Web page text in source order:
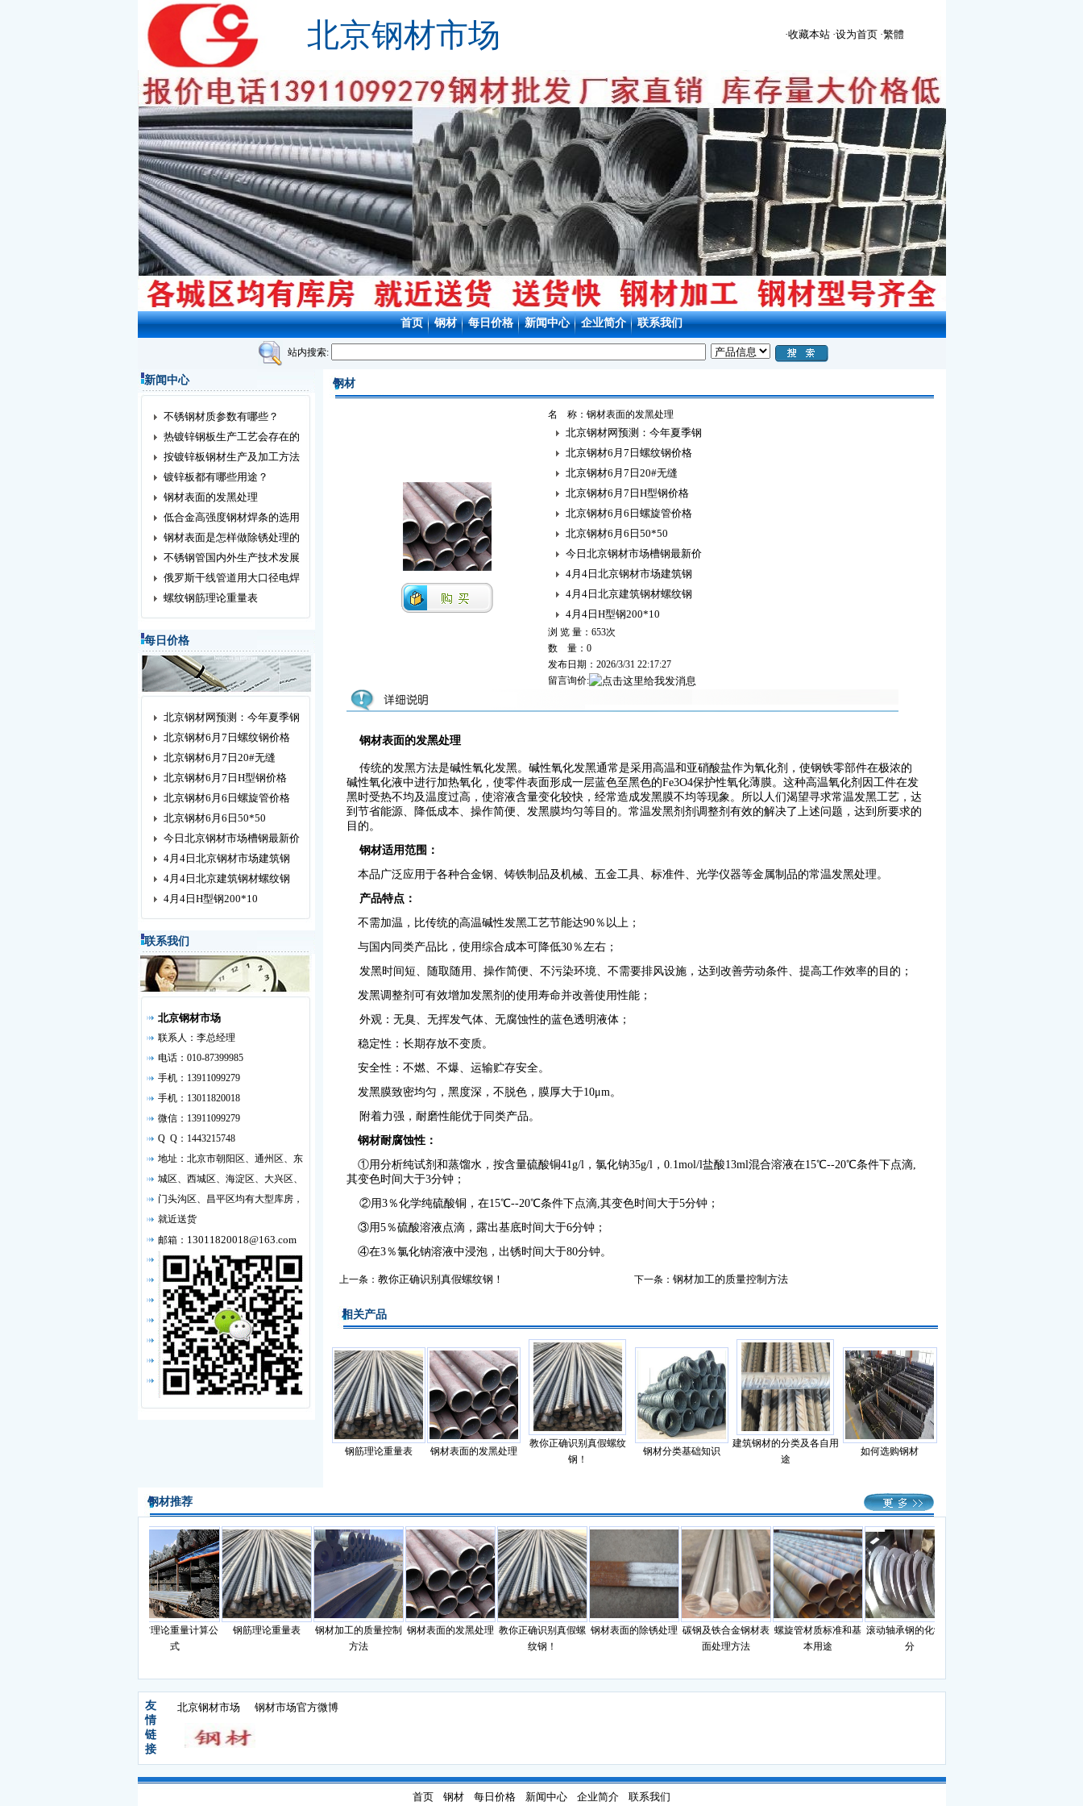
北京钢材市场 ·收藏本站 ·设为首页 ·繁體
首页 钢材 每日价格 新闻中心 企业简介 联系我们
站内搜索:
新闻中心
不锈钢材质参数有哪些？
热镀锌钢板生产工艺会存在的
按镀锌板钢材生产及加工方法
镀锌板都有哪些用途？
钢材表面的发黑处理
低合金高强度钢材焊条的选用
钢材表面是怎样做除锈处理的
不锈钢管国内外生产技术发展
俄罗斯干线管道用大口径电焊
螺纹钢筋理论重量表
每日价格
北京钢材网预测：今年夏季钢
北京钢材6月7日螺纹钢价格
北京钢材6月7日20#无缝
北京钢材6月7日H型钢价格
北京钢材6月6日螺旋管价格
北京钢材6月6日50*50
今日北京钢材市场槽钢最新价
4月4日北京钢材市场建筑钢
4月4日北京建筑钢材螺纹钢
4月4日H型钢200*10
联系我们
北京钢材市场
联系人：李总经理
电话：010-87399985
手机：13911099279
手机：13011820018
微信：13911099279
Q Q：1443215748
地址：北京市朝阳区、通州区、东
城区、西城区、海淀区、大兴区、
门头沟区、昌平区均有大型库房，
就近送货
邮箱： 13011820018@163.com
钢材
名 称：钢材表面的发黑处理
北京钢材网预测：今年夏季钢
北京钢材6月7日螺纹钢价格
北京钢材6月7日20#无缝
北京钢材6月7日H型钢价格
北京钢材6月6日螺旋管价格
北京钢材6月6日50*50
今日北京钢材市场槽钢最新价
4月4日北京钢材市场建筑钢
4月4日北京建筑钢材螺纹钢
4月4日H型钢200*10
浏 览 量： 653次
数 量：0
发布日期：2026/3/31 22:17:27
留言询价:
钢材表面的发黑处理
传统的发黑方法是碱性氧化发黑。碱性氧化发黑通常是采用高温和亚硝酸盐作为氧化剂，使钢铁零部件在极浓的
碱性氧化液中进行加热氧化，使零件表面形成一层蓝色至黑色的Fe3O4保护性氧化薄膜。这种高温氧化剂因工件在发
黑时受热不均及温度过高，使溶液含量变化较快，经常造成发黑膜不均等现象。所以人们渴望寻求常温发黑工艺，达
到节省能源、降低成本、操作简便、发黑膜均匀等目的。常温发黑剂剂调整剂有效的解决了上述问题，达到所要求的
目的。
钢材适用范围：
本品广泛应用于各种合金钢、铸铁制品及机械、五金工具、标准件、光学仪器等金属制品的常温发黑处理。
产品特点：
不需加温，比传统的高温碱性发黑工艺节能达90％以上；
与国内同类产品比，使用综合成本可降低30％左右；
发黑时间短、随取随用、操作简便、不污染环境、不需要排风设施，达到改善劳动条件、提高工作效率的目的；
发黑调整剂可有效增加发黑剂的使用寿命并改善使用性能；
外观：无臭、无挥发气体、无腐蚀性的蓝色透明液体；
稳定性：长期存放不变质。
安全性：不燃、不爆、运输贮存安全。
发黑膜致密均匀，黑度深，不脱色，膜厚大于10μm。
附着力强，耐磨性能优于同类产品。
钢材耐腐蚀性：
①用分析纯试剂和蒸馏水，按含量硫酸铜41g/l，氯化钠35g/l，0.1mol/l盐酸13ml混合溶液在15℃--20℃条件下点滴,
其变色时间大于3分钟；
②用3％化学纯硫酸铜，在15℃--20℃条件下点滴,其变色时间大于5分钟；
③用5％硫酸溶液点滴，露出基底时间大于6分钟；
④在3％氯化钠溶液中浸泡，出锈时间大于80分钟。
上一条： 教你正确识别真假螺纹钢！ 下一条： 钢材加工的质量控制方法
相关产品
钢筋理论重量表 钢材表面的发黑处理
教你正确识别真假螺纹
钢！
钢材分类基础知识
建筑钢材的分类及各自用
途
如何选购钢材
钢材推荐
钢材理论重量计算公
钢筋理论重量表
钢材加工的质量控制
方法
钢材表面的发黑处理 教你正确识别真假螺
纹钢！
钢材表面的除锈处理 碳钢及铁合金钢材表
面处理方法
螺旋管材质标准和基
本用途
滚动轴承钢的化学成
友
情
链
接
北京钢材市场 钢材市场官方微博
首页 钢材 每日价格 新闻中心 企业简介 联系我们